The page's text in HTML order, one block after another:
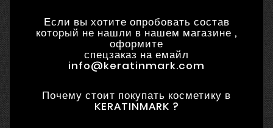
Если вы хотите опробовать состав
который не нашли в нашем магазине ,
оформите
спецзаказ на емайл
info@keratinmark.com
Почему стоит покупать косметику в
KERATINMARK ?